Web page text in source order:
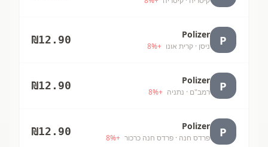
P
Polizer
ניסן · קרית אונו +
8%
₪12.90
P
Polizer
רמב"ם · נתניה +
8%
₪12.90
P
Polizer
פרדס חנה · פרדס חנה כרכור +
8%
₪12.90